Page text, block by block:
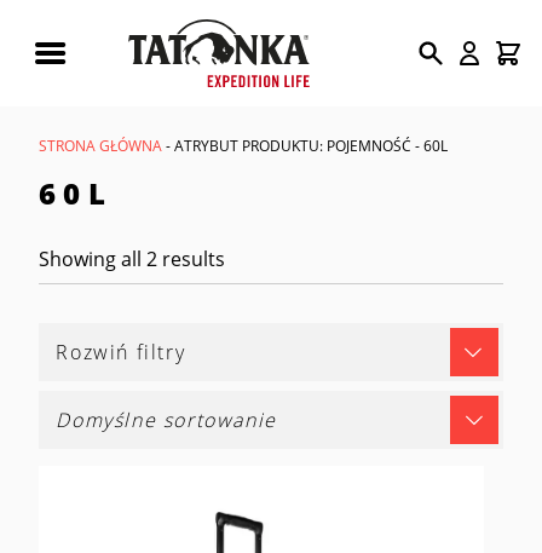
STRONA GŁÓWNA- ATRYBUT PRODUKTU: POJEMNOŚĆ - 60L
60L
Showing all 2 results
Rozwiń filtry